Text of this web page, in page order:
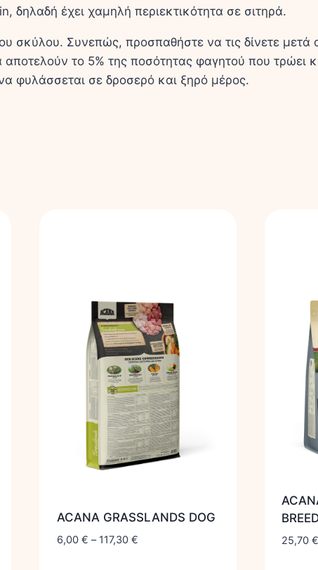
δηλαδή έχει χαμηλή περιεκτικότητα σε σιτηρά.
σκύλου. Συνεπώς, προσπαθήστε να τις δίνετε
το 5% της ποσότητας φαγητού που τρώει
φυλάσσεται σε δροσερό και ξηρό μέρος.
ACANA GRASSLANDS DOG
6,00 € – 117,30 € 25,70 €